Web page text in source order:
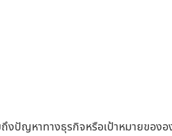
มถึงปัญหาทางธุรกิจหรือเป้าหมาย